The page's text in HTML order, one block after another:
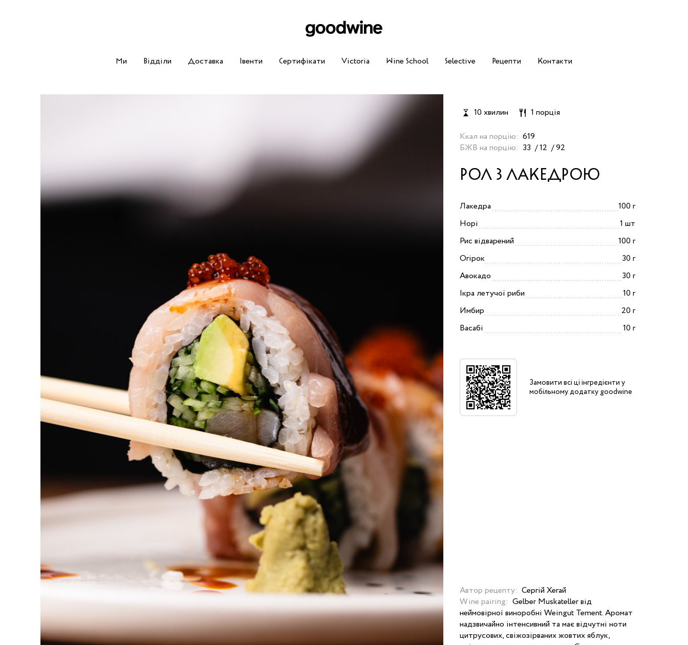
Ми Відділи Доставка Івенти Сертифікати Victoria Wine School Selective Рецепти Контакти
10 хвилин 1 порція
Ккал на порцію: 619
БЖВ на порцію: 33 12 92
РОЛ З ЛАКЕДРОЮ
Лакедра
100 г
Норі
1 шт
Рис відварений
100 г
Огірок
30 г
Авокадо
30 г
Ікра летучої риби
10 г
Имбир
20 г
Васабі
10 г
Замовити всі ці інгредієнти у
мобільному додатку goodwine
Автор рецепту: Сергій Хегай
Wine pairing: Gelber Muskateller від
неймовірної виноробні Weingut Tement. Аромат
надзвичайно інтенсивний та має відчутні ноти
цитрусових, свіжозірваних жовтих яблук,